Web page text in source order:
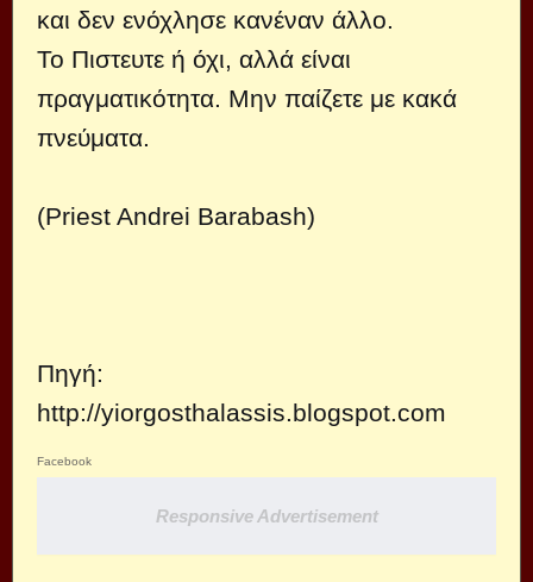
και δεν ενόχλησε κανέναν άλλο.
Το Πιστευτε ή όχι, αλλά είναι
πραγματικότητα. Μην παίζετε με κακά
πνεύματα.
(Priest Andrei Barabash)
Πηγή:
http://yiorgosthalassis.blogspot.com
Facebook
Responsive Advertisement